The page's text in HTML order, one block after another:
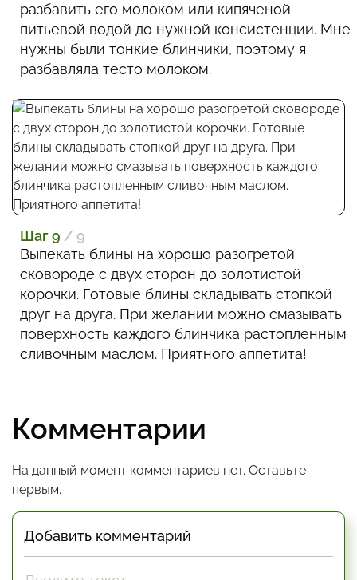
разбавить его молоком или кипяченой
питьевой водой до нужной консистенции. Мне
нужны были тонкие блинчики, поэтому я
разбавляла тесто молоком.
Шаг 9 / 9
Выпекать блины на хорошо разогретой
сковороде с двух сторон до золотистой
корочки. Готовые блины складывать стопкой
друг на друга. При желании можно смазывать
поверхность каждого блинчика растопленным
сливочным маслом. Приятного аппетита!
Комментарии
На данный момент комментариев нет. Оставьте
первым.
Добавить комментарий